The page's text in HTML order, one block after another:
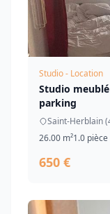
Studio - Location
Studio meublé
parking
Saint-Herblain
26.00 m²1.0 pièce
650 €